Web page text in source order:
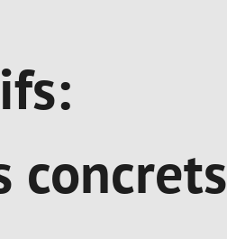
concrets